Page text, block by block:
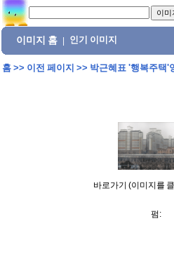
이미지 홈 인기 이미지
홈>> 이전 페이지 >> 박근혜표 '행복주택'
바로가기 (이미지를
펌: